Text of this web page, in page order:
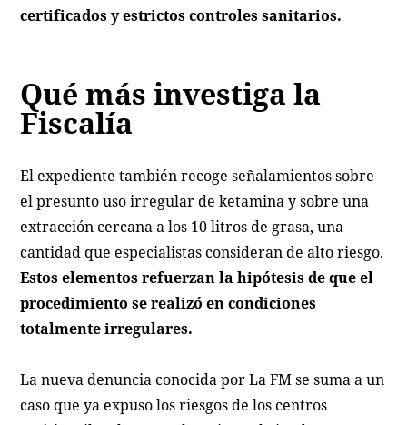
certificados y estrictos controles sanitarios.
Qué más investiga la
Fiscalía
El expediente también recoge señalamientos sobre
el presunto uso irregular de ketamina y sobre una
extracción cercana a los 10 litros de grasa, una
cantidad que especialistas consideran de alto riesgo.
Estos elementos refuerzan la hipótesis de que el
procedimiento se realizó en condiciones
totalmente irregulares.
La nueva denuncia conocida por La FM se suma a un
caso que ya expuso los riesgos de los centros